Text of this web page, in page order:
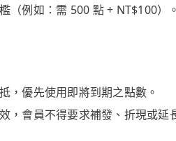
（例如：需 500 點 + NT$100
，優先使用即將到期之點數。
，會員不得要求補發、折現或延